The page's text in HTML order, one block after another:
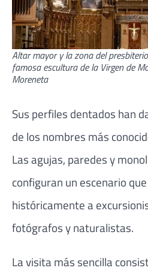
Altar mayor y la zona del
famosa escultura de la Virgen de
Moreneta
Sus perfiles dentados han
de los nombres más
Las agujas, paredes y
configuran un escenario
históricamente a
fotógrafos y naturalistas.
La visita más sencilla